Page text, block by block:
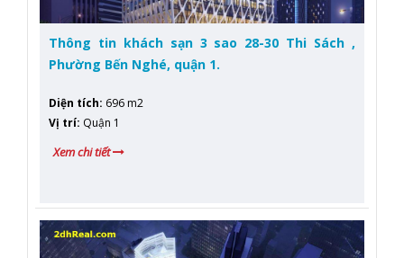
Thông tin khách sạn 3 sao 28-30 Thi Sách ,
Phường Bến Nghé, quận 1.
Diện tích: 696 m2
Vị trí: Quận 1
Xem chi tiết